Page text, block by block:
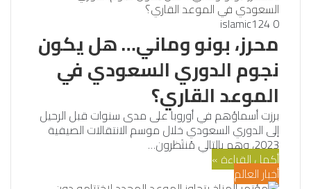
islamic 0
محرز، بونو وماني… هل يكون
نجوم الدوري السعودي في
الموعد القاري؟
برزت أسماؤهم في أوروبا على مدى سنوات قبل الرحيل
إلى الدوري السعودي خلال موسم الانتقالات الصيفية
2023، وهم بالتالي مُنتَظرون…
أكمل القراءة »
أخبار العالم